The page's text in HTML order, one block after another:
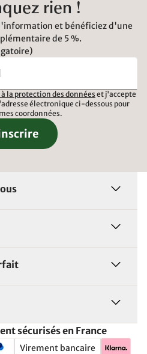
rien !
et bénéficiez d'une
de 5 %.
la protection des données et j'accepte
électronique ci-dessous pour
coordonnées.
sécurisés en France
Virement bancaire